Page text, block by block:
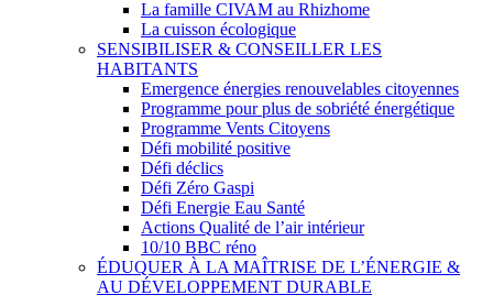
La famille CIVAM au Rhizhome
La cuisson écologique
SENSIBILISER & CONSEILLER LES
HABITANTS
Emergence énergies renouvelables citoyennes
Programme pour plus de sobriété énergétique
Programme Vents Citoyens
Défi mobilité positive
Défi déclics
Défi Zéro Gaspi
Défi Energie Eau Santé
Actions Qualité de l’air intérieur
10/10 BBC réno
ÉDUQUER À LA MAÎTRISE DE L’ÉNERGIE &
AU DÉVELOPPEMENT DURABLE